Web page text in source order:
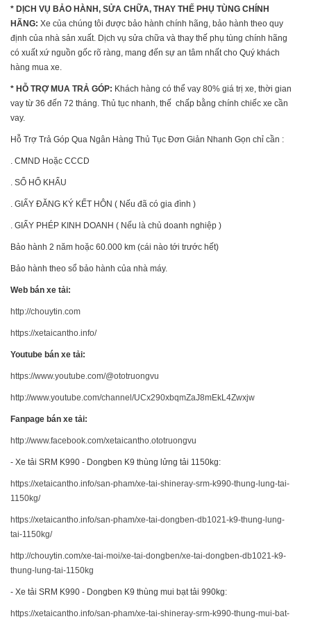
* DỊCH VỤ BẢO HÀNH, SỬA CHỮA, THAY THẾ PHỤ TÙNG CHÍNH
HÃNG: Xe của chúng tôi được bảo hành chính hãng, bảo hành theo quy
định của nhà sản xuất. Dịch vụ sửa chữa và thay thế phụ tùng chính hãng
có xuất xứ nguồn gốc rõ ràng, mang đến sự an tâm nhất cho Quý khách
hàng mua xe.
* HỖ TRỢ MUA TRẢ GÓP: Khách hàng có thể vay 80% giá trị xe, thời gian
vay từ 36 đến 72 tháng. Thủ tục nhanh, thế chấp bằng chính chiếc xe cần
vay.
Hỗ Trợ Trả Góp Qua Ngân Hàng Thủ Tục Đơn Giản Nhanh Gọn chỉ cần :
. CMND Hoặc CCCD
. SỔ HỔ KHẨU
. GIẤY ĐĂNG KÝ KẾT HÔN ( Nếu đã có gia đình )
. GIẤY PHÉP KINH DOANH ( Nếu là chủ doanh nghiệp )
Bảo hành 2 năm hoặc 60.000 km (cái nào tới trước hết)
Bảo hành theo sổ bảo hành của nhà máy.
Web bán xe tải:
http://chouytin.com
https://xetaicantho.info/
Youtube bán xe tải:
https://www.youtube.com/@ototruongvu
http://www.youtube.com/channel/UCx290xbqmZaJ8mEkL4Zwxjw
Fanpage bán xe tải:
http://www.facebook.com/xetaicantho.ototruongvu
- Xe tải SRM K990 - Dongben K9 thùng lửng tải 1150kg:
https://xetaicantho.info/san-pham/xe-tai-shineray-srm-k990-thung-lung-tai-
1150kg/
https://xetaicantho.info/san-pham/xe-tai-dongben-db1021-k9-thung-lung-
tai-1150kg/
http://chouytin.com/xe-tai-moi/xe-tai-dongben/xe-tai-dongben-db1021-k9-
thung-lung-tai-1150kg
- Xe tải SRM K990 - Dongben K9 thùng mui bạt tải 990kg:
https://xetaicantho.info/san-pham/xe-tai-shineray-srm-k990-thung-mui-bat-